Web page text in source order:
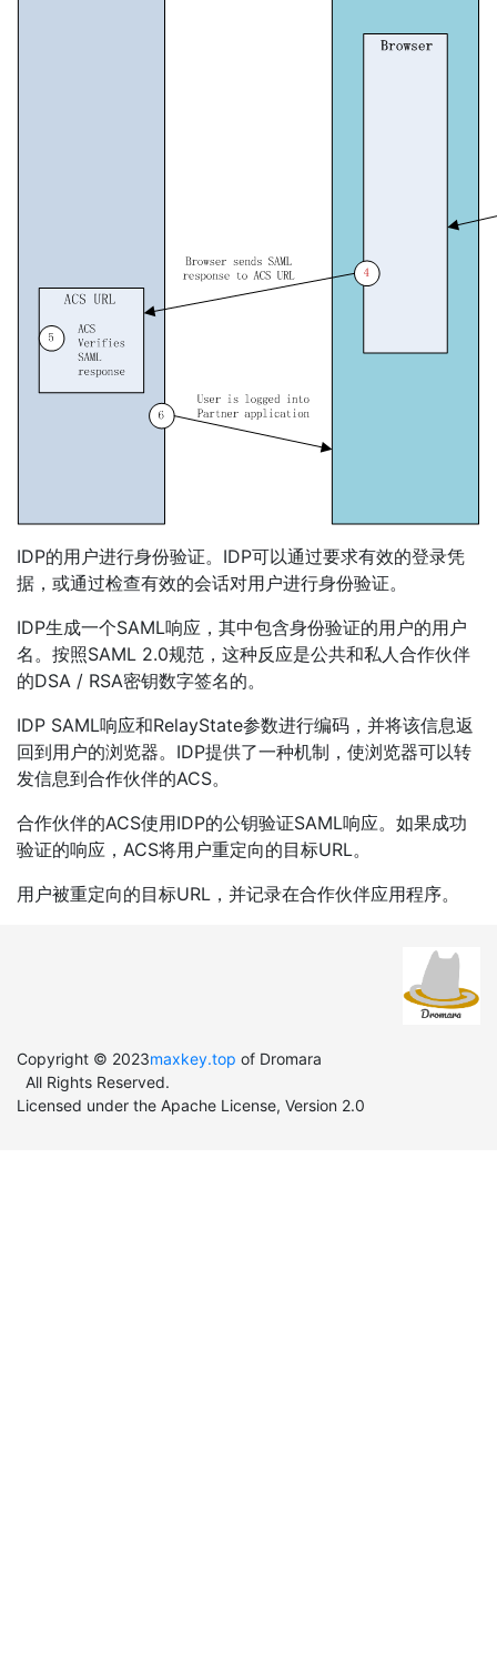
IDP的用户进行身份验证。IDP可以通过要求有效的登录凭
据，或通过检查有效的会话对用户进行身份验证。
IDP生成一个SAML响应，其中包含身份验证的用户的用户
名。按照SAML 2.0规范，这种反应是公共和私人合作伙伴
的DSA / RSA密钥数字签名的。
IDP SAML响应和RelayState参数进行编码，并将该信息返
回到用户的浏览器。IDP提供了一种机制，使浏览器可以转
发信息到合作伙伴的ACS。
合作伙伴的ACS使用IDP的公钥验证SAML响应。如果成功
验证的响应，ACS将用户重定向的目标URL。
用户被重定向的目标URL，并记录在合作伙伴应用程序。
Copyright © 2023maxkey.top of Dromara
All Rights Reserved.
Licensed under the Apache License, Version 2.0